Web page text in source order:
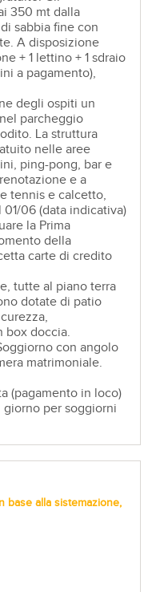
350 mt dalla
sabbia fine con
A disposizione
+ 1 lettino + 1 sdraio
a pagamento),
degli ospiti un
parcheggio
La struttura
nelle aree
ping-pong, bar e
e a
tennis e calcetto,
06 (data indicativa)
la Prima
della
carte di credito
tutte al piano terra
dotate di patio
box doccia.
con angolo
matrimoniale.
(pagamento in loco)
giorno per soggiorni
base alla sistemazione,